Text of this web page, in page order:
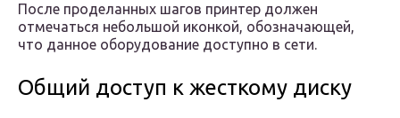
После проделанных шагов принтер должен
отмечаться небольшой иконкой, обозначающей,
что данное оборудование доступно в сети.
Общий доступ к жесткому диску